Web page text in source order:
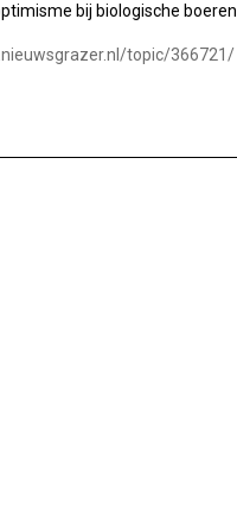
bij biologische boeren.
topic/366721/